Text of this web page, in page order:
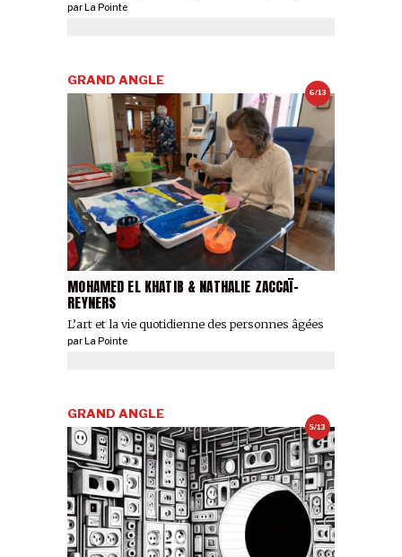
parLa Pointe
6/13
MOHAMED EL KHATIB & NATHALIE ZACCAÏ-
REYNERS
L’art et la vie quotidienne des personnes âgées
GRAND ANGLE
parLa Pointe
5/13
GRAND ANGLE